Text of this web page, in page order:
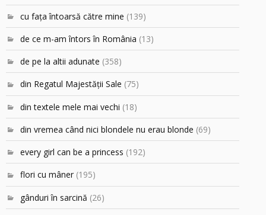
cu faţa întoarsă către mine (139)
de ce m-am întors în România (13)
de pe la altii adunate (358)
din Regatul Majestăţii Sale (75)
din textele mele mai vechi (18)
din vremea când nici blondele nu erau blonde (69)
every girl can be a princess (192)
flori cu mâner (195)
gânduri în sarcină (26)